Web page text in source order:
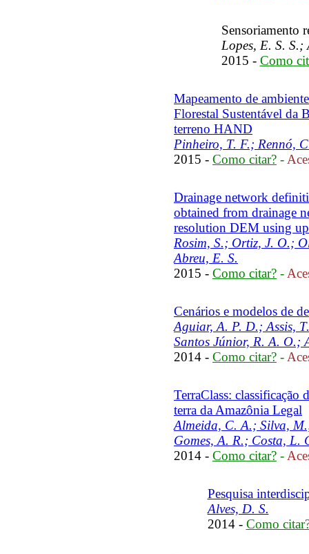
Sensoriamento
Lopes, E. S.
2015 - Como
Mapeamento de
Florestal Sustentável da
terreno HAND
Pinheiro, T. F.; Rennó,
2015 - Como citar? -
Drainage network
obtained from drainage
resolution DEM using
Rosim, S.; Ortiz, J. O.;
Abreu, E. S.
2015 - Como citar? -
Cenários e modelos de
Aguiar, A. P. D.; Assis,
Santos Júnior, R. A. O.;
2014 - Como citar? -
TerraClass: classificação
terra da Amazônia Legal
Almeida, C. A.; Silva,
Gomes, A. R.; Costa, L.
2014 - Como citar? -
Pesquisa
Alves, D. S.
2014 - Como